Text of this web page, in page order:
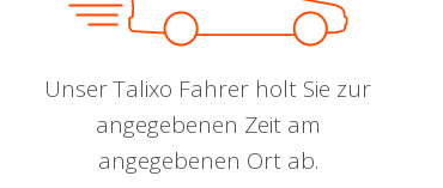
Unser Talixo Fahrer holt Sie zur
angegebenen Zeit am
angegebenen Ort ab.